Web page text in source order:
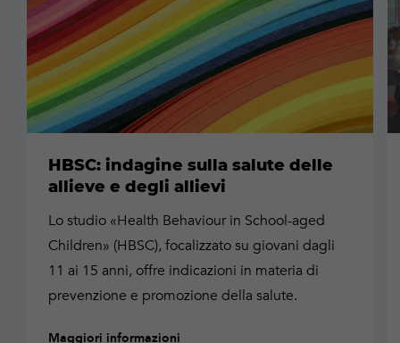
HBSC: indagine sulla salute delle
allieve e degli allievi
Lo studio «Health Behaviour in School-aged
Children» (HBSC), focalizzato su giovani dagli
11 ai 15 anni, offre indicazioni in materia di
prevenzione e promozione della salute.
Maggiori informazioni